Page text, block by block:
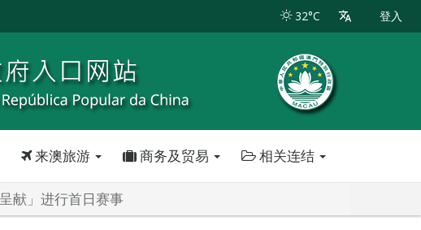
32°C 登入
来澳旅游 商务及贸易 相关连结
献」进行首日赛事